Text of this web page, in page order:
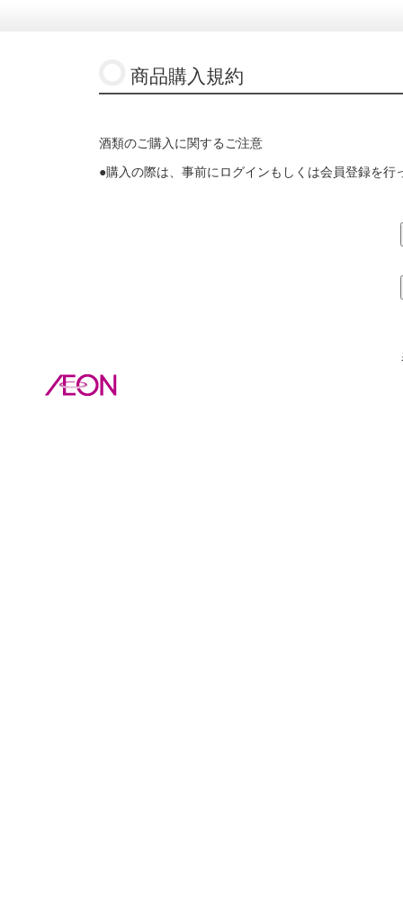
商品購入規約
酒類のご購入に関するご注意
●購入の際は、事前にログインもしくは会員登録を